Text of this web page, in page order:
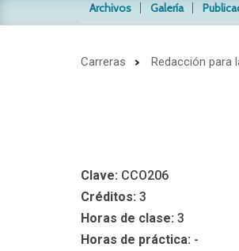
Archivos
Daniel Pajuelo / PUCP
Jaime Rázuri / PUCP
Galería
Carreras Redacción para
Clave: CCO206
Créditos: 3
Horas de clase: 3
Horas de práctica: -